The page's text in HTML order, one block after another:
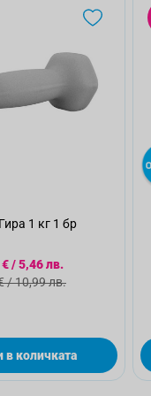
1 кг 1 бр
цена
/5,46 лв.
цена
/10,99 лв.
в количката